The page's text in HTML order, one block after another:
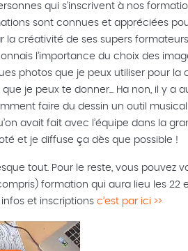
qui s'inscrivent à nos
sont connues et appréciées
la créativité de ses supers
l’importance du choix des
photos que je peux utiliser pour la
je peux te donner... Ha non, il y a
faire du dessin un outil
avait fait avec l’équipe dans la
et je diffuse ça dès que possible !
tout. Pour le reste, vous pouvez
formation qui aura lieu les 22
et inscriptions c’est par ici >>